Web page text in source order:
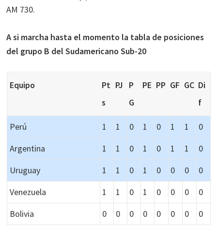
AM 730.
A si marcha hasta el momento la tabla de posiciones
del grupo B del Sudamericano Sub-20
Equipo
Pt
s
PJ
P
G
PE PP GF GC Di
f
Perú 1 1 0 1 0 1 1
0
Argentina
1 1 0 1 0 1 1
0
Uruguay
1 1 0 1 0 0 0
0
Venezuela
1 1 0 1 0 0 0
0
Bolivia
0 0 0 0 0 0 0 0